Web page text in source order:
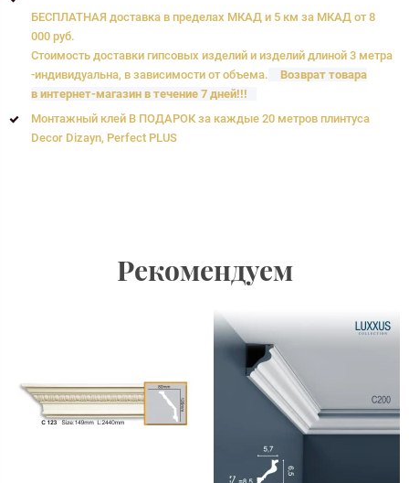
БЕСПЛАТНАЯ доставка в пределах МКАД и 5 км за МКАД от 8
000 руб.
Стоимость доставки гипсовых изделий и изделий длиной 3 метра
-индивидуальна, в зависимости от объема.
Возврат товара
в интернет-магазин в течение 7 дней!!!
Монтажный клей В ПОДАРОК за каждые 20 метров плинтуса
Decor Dizayn, Perfect PLUS
Рекомендуем